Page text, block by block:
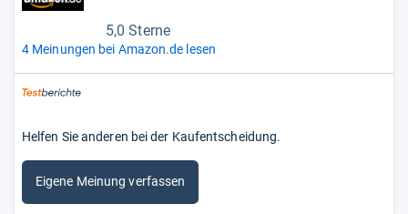
5,0 Sterne
4 Meinungen bei Amazon.de lesen
Helfen Sie anderen bei der Kaufentscheidung.
Eigene Meinung verfassen